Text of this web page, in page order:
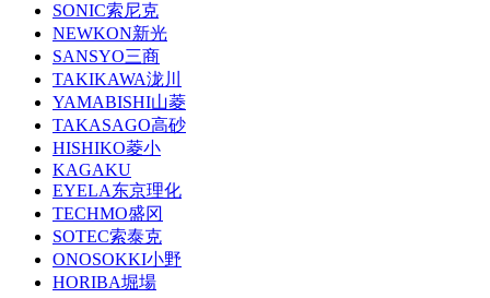
SONIC索尼克
NEWKON新光
SANSYO三商
TAKIKAWA泷川
YAMABISHI山菱
TAKASAGO高砂
HISHIKO菱小
KAGAKU
EYELA东京理化
TECHMO盛冈
SOTEC索泰克
ONOSOKKI小野
HORIBA堀場